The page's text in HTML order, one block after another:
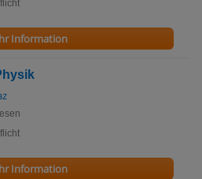
Information
Information